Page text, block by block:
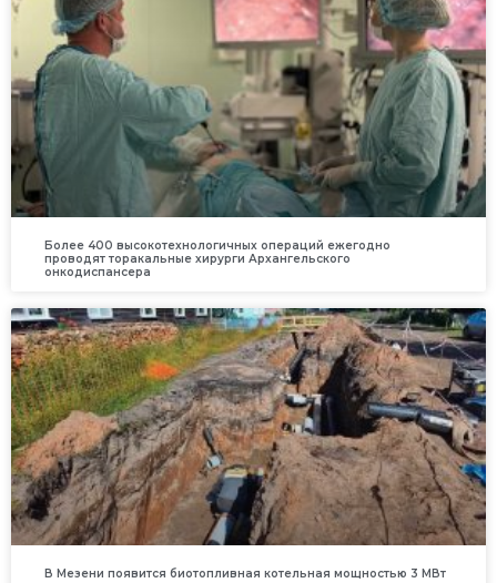
Более 400 высокотехнологичных операций ежегодно
проводят торакальные хирурги Архангельского
онкодиспансера
В Мезени появится биотопливная котельная мощностью 3 МВт